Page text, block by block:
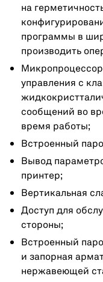
на
программы в
производить
управления с
сообщений во
время работы;
Встроенный
Вывод
принтер;
Вертикальная
Доступ для
стороны;
Встроенный
и запорная
нержавеющей